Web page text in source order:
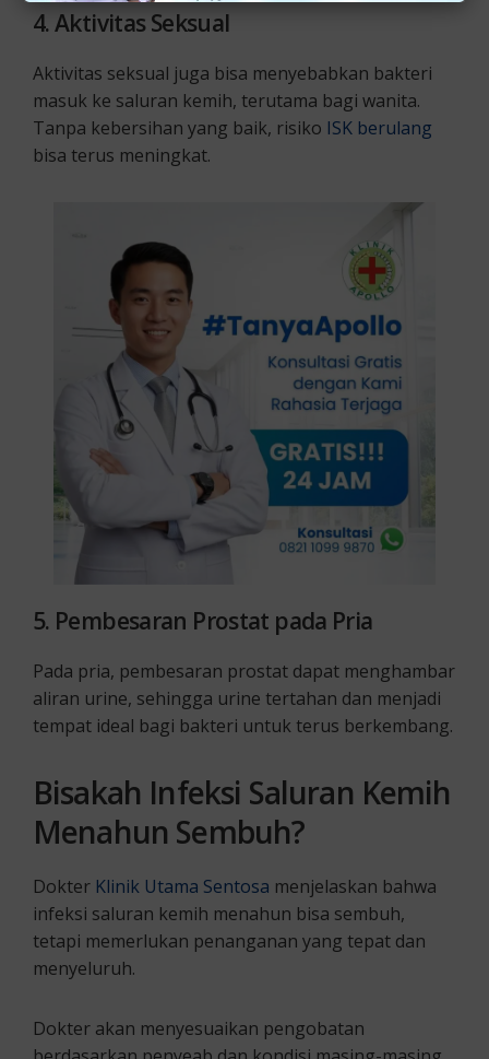
4. Aktivitas Seksual
Aktivitas seksual juga bisa menyebabkan bakteri
masuk ke saluran kemih, terutama bagi wanita.
Tanpa kebersihan yang baik, risiko ISK berulang
bisa terus meningkat.
5. Pembesaran Prostat pada Pria
Pada pria, pembesaran prostat dapat menghambar
aliran urine, sehingga urine tertahan dan menjadi
tempat ideal bagi bakteri untuk terus berkembang.
Bisakah Infeksi Saluran Kemih
Menahun Sembuh?
Dokter Klinik Utama Sentosa menjelaskan bahwa
infeksi saluran kemih menahun bisa sembuh,
tetapi memerlukan penanganan yang tepat dan
menyeluruh.
Dokter akan menyesuaikan pengobatan